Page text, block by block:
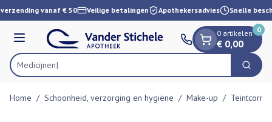
Ga naar de inhoud
1 van 1vanaf € 50 Veilige betalingen Apothekersadvies Snelle
Menu
Product, merk, categorie... Zoek
0 artikelen
€ 0,00
0
Home / Schoonheid, verzorging en hygiëne / Make-up /